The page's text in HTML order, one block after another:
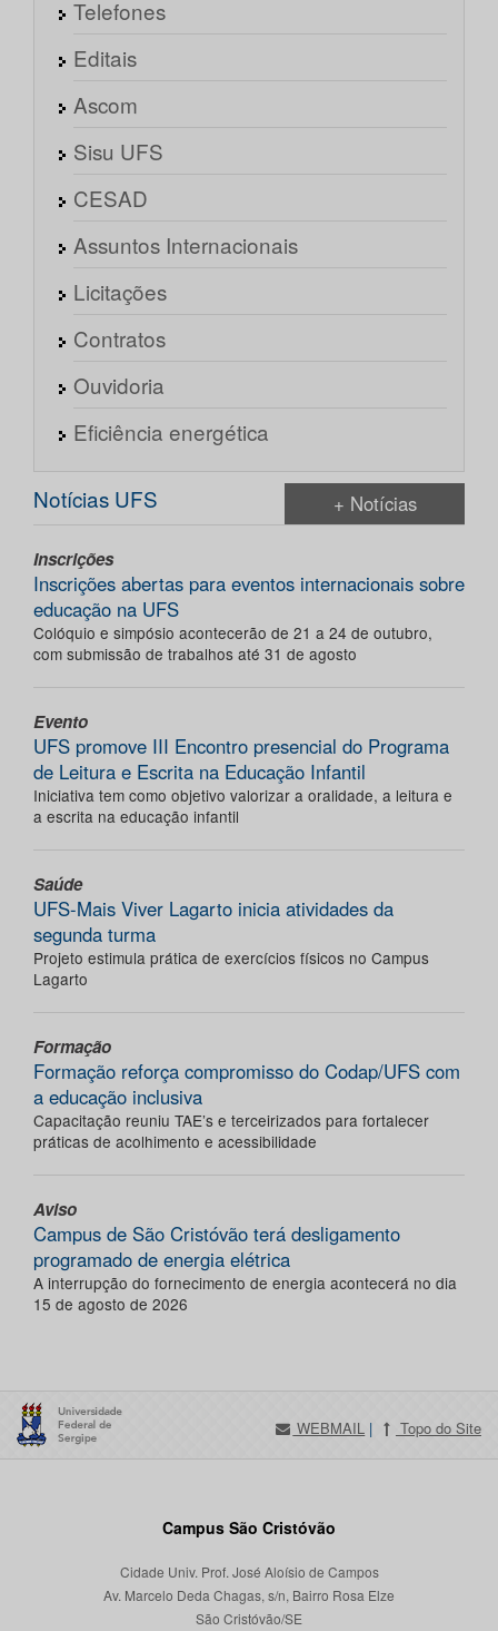
Telefones
Editais
Ascom
Sisu UFS
CESAD
Assuntos Internacionais
Licitações
Contratos
Ouvidoria
Eficiência energética
Notícias UFS + Notícias
Inscrições
Inscrições abertas para eventos internacionais sobre
educação na UFS
Colóquio e simpósio acontecerão de 21 a 24 de outubro,
com submissão de trabalhos até 31 de agosto
Evento
UFS promove III Encontro presencial do Programa
de Leitura e Escrita na Educação Infantil
Iniciativa tem como objetivo valorizar a oralidade, a leitura e
a escrita na educação infantil
Saúde
UFS-Mais Viver Lagarto inicia atividades da
segunda turma
Projeto estimula prática de exercícios físicos no Campus
Lagarto
Formação
Formação reforça compromisso do Codap/UFS com
a educação inclusiva
Capacitação reuniu TAE’s e terceirizados para fortalecer
práticas de acolhimento e acessibilidade
Aviso
Campus de São Cristóvão terá desligamento
programado de energia elétrica
A interrupção do fornecimento de energia acontecerá no dia
15 de agosto de 2026
WEBMAIL | Topo do Site
Campus São Cristóvão
Cidade Univ. Prof. José Aloísio de Campos
Av. Marcelo Deda Chagas, s/n, Bairro Rosa Elze
São Cristóvão/SE